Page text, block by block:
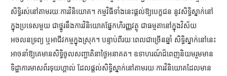
សិទ្ធិរស់នៅតាមរយៈការវិនិយោគ។ កម្មវិធីទាំងនេះផ្តល់ឱ្យបេក្ខជន នូវសិទ្ធិស្នាក់នៅ
ក្នុងប្រទេសមួយ ជាថ្នូរនឹងការវិនិយោគផ្នែកហិរញ្ញវត្ថុ ជាធម្មតានៅក្នុងវិស័យ
អចលនទ្រព្យ ឬអាជីវកម្មក្នុងស្រុក។ បន្ទាប់ពីរយៈពេលជាច្រើនឆ្នាំ សិទ្ធិស្នាក់នៅនេះ
អាចនាំឱ្យគេមានសិទ្ធិចូលសញ្ជាតិនាថ្ងៃអនាគត។ ឧទាហរណ៍ដ៏ពេញនិយមរួមមាន
ទិដ្ឋាការមាសព័រទុយហ្គាល់ ដែលផ្តល់សិទ្ធិស្នាក់នៅតាមរយៈការវិនិយោគដែលមាន